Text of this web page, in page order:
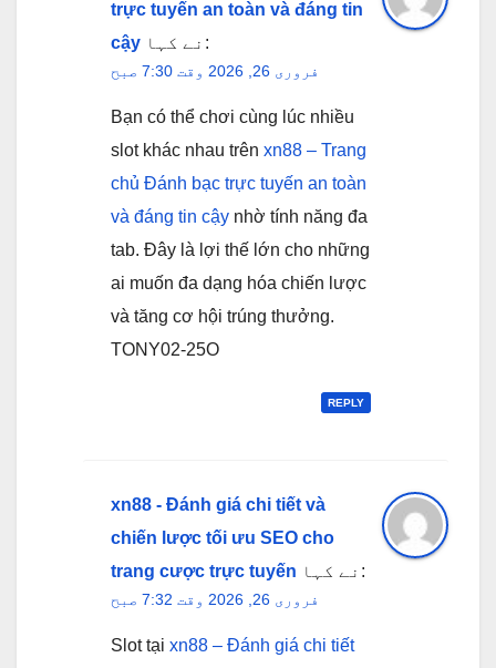
trực tuyến an toàn và đáng tin
cậy
نے کہا:
فروری 26, 2026 وقت 7:30 صبح
Bạn có thể chơi cùng lúc nhiều
slot khác nhau trên xn88 – Trang
chủ Đánh bạc trực tuyến an toàn
và đáng tin cậy nhờ tính năng đa
tab. Đây là lợi thế lớn cho những
ai muốn đa dạng hóa chiến lược
và tăng cơ hội trúng thưởng.
TONY02-25O
REPLY
xn88 - Đánh giá chi tiết và
chiến lược tối ưu SEO cho
trang cược trực tuyến
نے کہا:
فروری 26, 2026 وقت 7:32 صبح
Slot tại xn88 – Đánh giá chi tiết